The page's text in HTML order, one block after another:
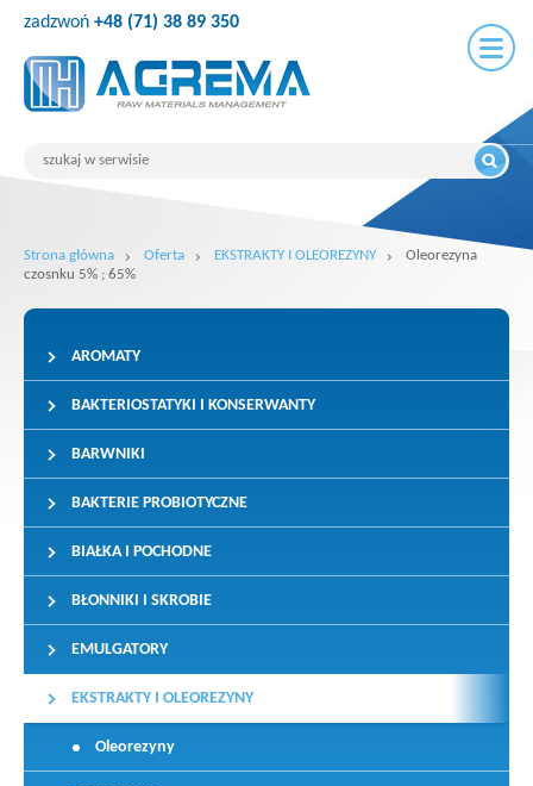
zadzwoń +48 (71) 38 89 350
Strona główna Oferta EKSTRAKTY I OLEOREZYNY
Oleorezyna
czosnku 5% ; 65%
AROMATY
BAKTERIOSTATYKI I KONSERWANTY
BARWNIKI
BAKTERIE PROBIOTYCZNE
BIAŁKA I POCHODNE
BŁONNIKI I SKROBIE
EMULGATORY
EKSTRAKTY I OLEOREZYNY
Oleorezyny